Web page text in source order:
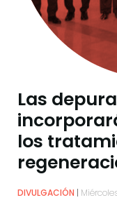
Las
los
DIVULGACIÓN